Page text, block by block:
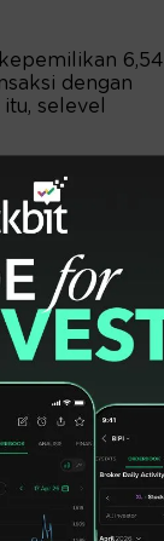
6,54
dengan
selevel
(IPO)
(*)